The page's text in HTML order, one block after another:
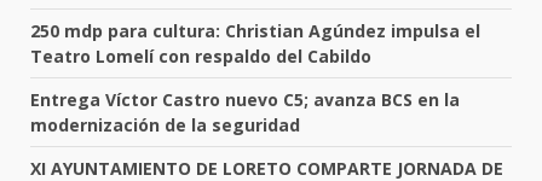
250 mdp para cultura: Christian Agúndez impulsa el
Teatro Lomelí con respaldo del Cabildo
Entrega Víctor Castro nuevo C5; avanza BCS en la
modernización de la seguridad
XI AYUNTAMIENTO DE LORETO COMPARTE JORNADA DE